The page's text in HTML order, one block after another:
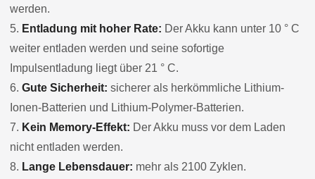
werden.
5. Entladung mit hoher Rate: Der Akku kann unter 10 ° C
weiter entladen werden und seine sofortige
Impulsentladung liegt über 21 ° C.
6. Gute Sicherheit: sicherer als herkömmliche Lithium-
Ionen-Batterien und Lithium-Polymer-Batterien.
7. Kein Memory-Effekt: Der Akku muss vor dem Laden
nicht entladen werden.
8. Lange Lebensdauer: mehr als 2100 Zyklen.